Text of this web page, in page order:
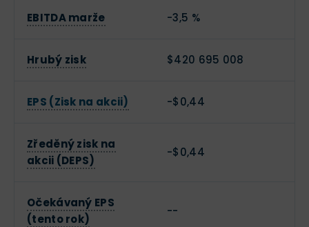
EBITDA marže -3,5 %
Hrubý zisk $420 695 008
EPS (Zisk na akcii) -$0,44
Zředěný zisk na
akcii (DEPS)
-$0,44
Očekávaný EPS
(tento rok)
--